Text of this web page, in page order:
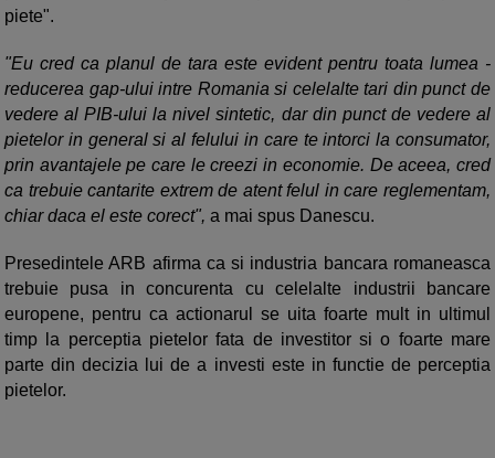
piete".
"Eu cred ca planul de tara este evident pentru toata lumea -
reducerea gap-ului intre Romania si celelalte tari din punct de
vedere al PIB-ului la nivel sintetic, dar din punct de vedere al
pietelor in general si al felului in care te intorci la consumator,
prin avantajele pe care le creezi in economie. De aceea, cred
ca trebuie cantarite extrem de atent felul in care reglementam,
chiar daca el este corect", a mai spus Danescu.
Presedintele ARB afirma ca si industria bancara romaneasca
trebuie pusa in concurenta cu celelalte industrii bancare
europene, pentru ca actionarul se uita foarte mult in ultimul
timp la perceptia pietelor fata de investitor si o foarte mare
parte din decizia lui de a investi este in functie de perceptia
pietelor.